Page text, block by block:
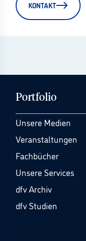
KONTAKT
Portfolio
Unsere Medien
Veranstaltungen
Fachbücher
Unsere Services
dfv Archiv
dfv Studien